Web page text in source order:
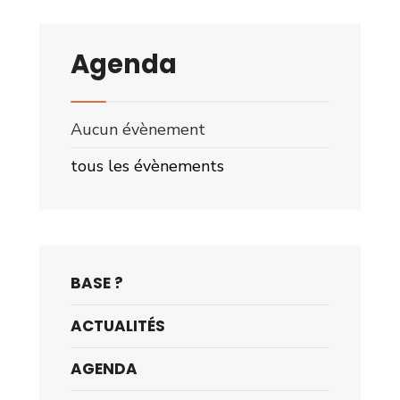
Agenda
Aucun évènement
tous les évènements
BASE ?
ACTUALITÉS
AGENDA